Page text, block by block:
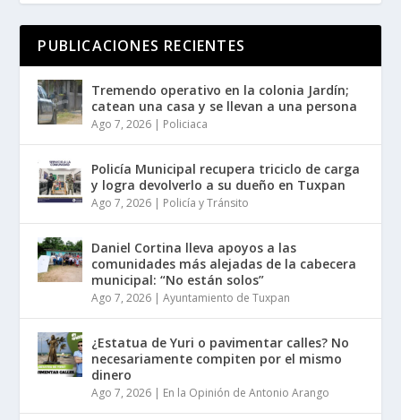
PUBLICACIONES RECIENTES
Tremendo operativo en la colonia Jardín;
catean una casa y se llevan a una persona
Ago 7, 2026 | Policiaca
Policía Municipal recupera triciclo de carga
y logra devolverlo a su dueño en Tuxpan
Ago 7, 2026 | Policía y Tránsito
Daniel Cortina lleva apoyos a las
comunidades más alejadas de la cabecera
municipal: “No están solos”
Ago 7, 2026 |Ayuntamiento de Tuxpan
¿Estatua de Yuri o pavimentar calles? No
necesariamente compiten por el mismo
dinero
Ago 7, 2026 | En la Opinión de Antonio Arango